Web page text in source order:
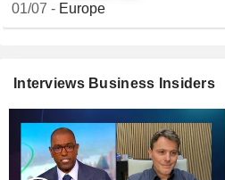
01/07 - Europe
Interviews Business Insiders